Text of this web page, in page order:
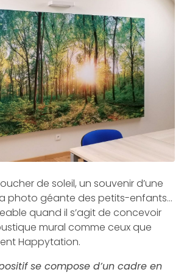
de soleil, un souvenir d’une
photo géante des petits-enfants…
quand il s’agit de concevoir
mural comme ceux que
Happytation.
se compose d’un cadre en